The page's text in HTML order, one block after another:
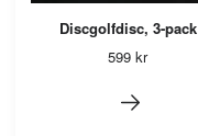
Discgolfdisc, 3-pack
599 kr